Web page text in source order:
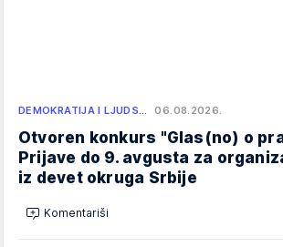
DEMOKRATIJA I LJUDS… 06.08.2026.
Otvoren konkurs "Glas(no) o
Prijave do 9. avgusta za
iz devet okruga Srbije
Komentariši